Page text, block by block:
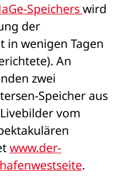
Speichers wird
der
wenigen Tagen
An
zwei
Speicher aus
vom
www.der-
.